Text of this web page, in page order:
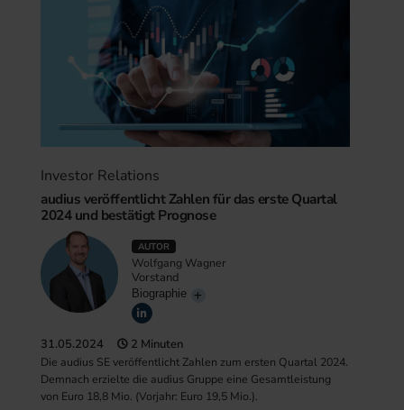
Investor Relations
audius veröffentlicht Zahlen für das erste Quartal
2024 und bestätigt Prognose
AUTOR
Wolfgang Wagner
Vorstand
Biographie
31.05.2024 2 Minuten
Die audius SE veröffentlicht Zahlen zum ersten Quartal 2024.
Demnach erzielte die audius Gruppe eine Gesamtleistung
von Euro 18,8 Mio. (Vorjahr: Euro 19,5 Mio.).